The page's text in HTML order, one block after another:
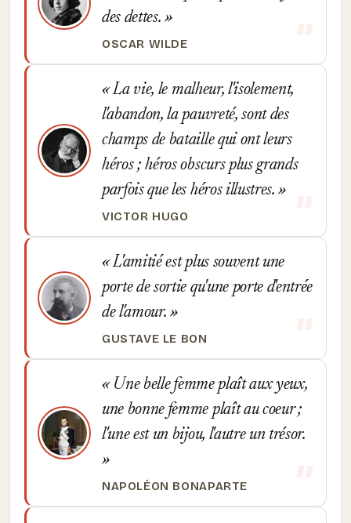
des dettes.
OSCAR WILDE
La vie, le malheur, l'isolement,
l'abandon, la pauvreté, sont des
champs de bataille qui ont leurs
héros ; héros obscurs plus grands
parfois que les héros illustres.
VICTOR HUGO
L'amitié est plus souvent une
porte de sortie qu'une porte d'entrée
de l'amour.
GUSTAVE LE BON
Une belle femme plaît aux yeux,
une bonne femme plaît au coeur ;
l'une est un bijou, l'autre un trésor.
NAPOLÉON BONAPARTE